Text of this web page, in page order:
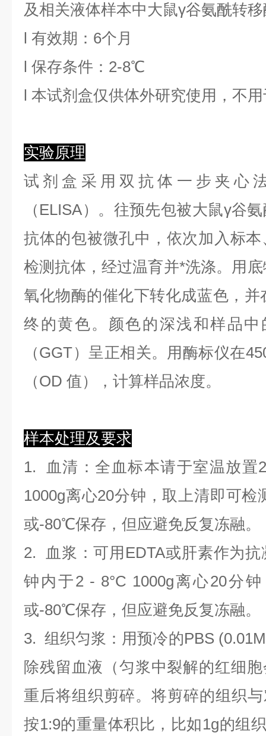
及相关液体样本中大鼠γ谷氨酰转
l 有效期：6个月
l 保存条件： 2-8℃
l 本试剂盒仅供体外研究使用，不
实验原理
试剂盒采用双抗体一步夹心
（ELISA）。往预先包被大鼠γ谷
抗体的包被微孔中，依次加入标
检测抗体，经过温育并*洗涤。用
氧化物酶的催化下转化成蓝色，
终的黄色。颜色的深浅和样品
（GGT）呈正相关。用酶标仪在
（OD 值），计算样品浓度。
样本处理及要求
1.
血清 ：全血标本请于室温放
1000g离心20分钟，取上清即可
或-80℃保存，但应避免反复冻融。
2.
血浆 ：可用EDTA或肝素作为
钟内于2 - 8°C 1000g离心20分
或-80℃保存，但应避免反复冻融。
3.组织匀浆 ：用预冷的PBS
除残留血液（匀浆中裂解的红细
重后将组织剪碎。将剪碎的组织
按1:9的重量体积比，比如1g的组